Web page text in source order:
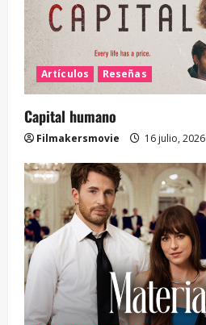
Artículos Reseñas
Capital humano
Filmakersmovie 16 julio, 2026